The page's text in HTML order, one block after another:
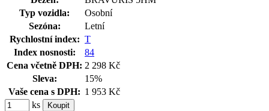
Typ vozidla:
Osobní
Sezóna:
Letní
Rychlostní index: T
Index nosnosti:
84
Cena včetně DPH: 2 298 Kč
Sleva:
15%
Vaše cena s DPH: 1 953 Kč
ks